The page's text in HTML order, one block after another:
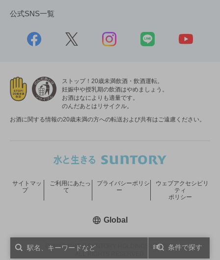
条件で探す
公式SNS一覧
ストップ！20歳未満飲酒・飲酒運転。
妊娠中や授乳期の飲酒はやめましょう。
お酒はなによりも適量です。
のんだあとはリサイクル。
お酒に関する情報の20歳未満の方への転送および共有はご遠慮ください。
COPYRIGHT © SUNTORY HOLDINGS LIMITED.
サイトマッ
プ
ご利用にあたっ
て
プライバシーポリシ
ー
ウェブアクセシビリ
ティ
ポリシー
Global新しいウィンドウで開く